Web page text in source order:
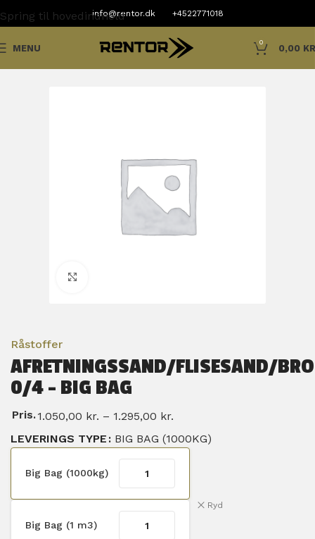
Spring til hovedindhold
info@rentor.dk +4522771018
MENU
0
0,00
Råstoffer
AFRETNINGSSAND/FLISESAND/
0/4 – BIG BAG
Pris.1.050,00 kr. – 1.295,00 kr.
LEVERINGS TYPE
BIG BAG (1000KG)
Big Bag (1000kg)
Big Bag (1 m3)
Ryd